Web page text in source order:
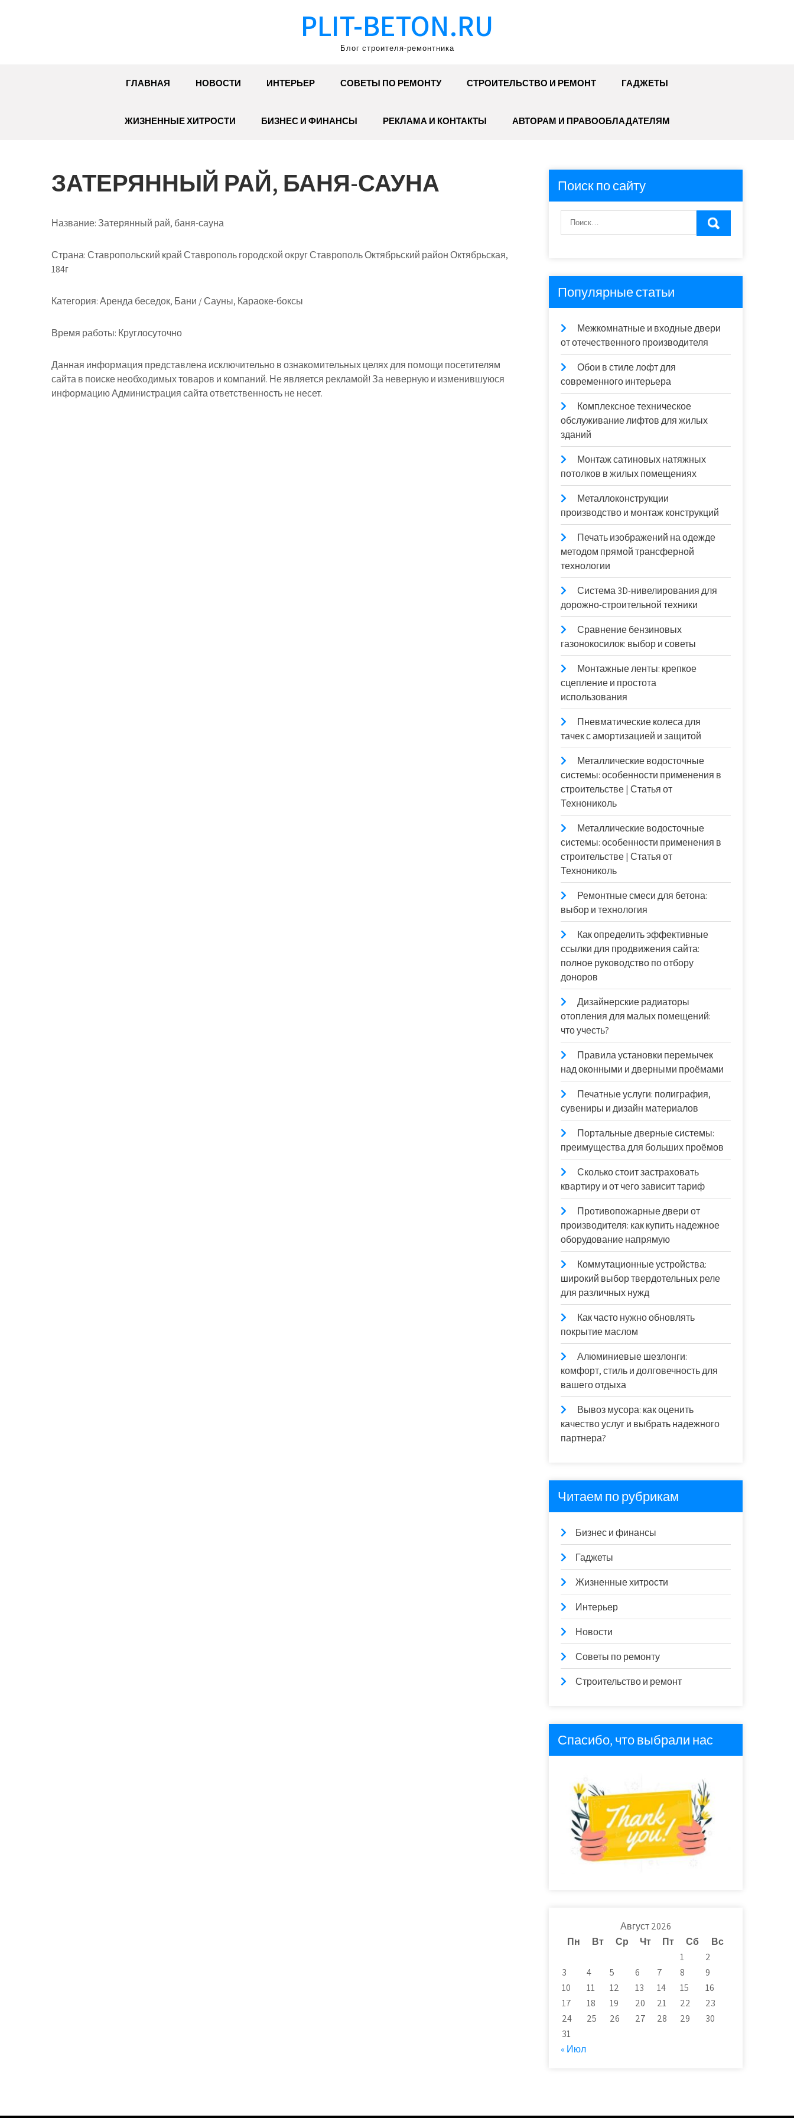
PLIT-BETON.RU
Блог строителя-ремонтника
ГЛАВНАЯ НОВОСТИ ИНТЕРЬЕР СОВЕТЫ ПО РЕМОНТУ СТРОИТЕЛЬСТВО И РЕМОНТ ГАДЖЕТЫ
ЖИЗНЕННЫЕ ХИТРОСТИ БИЗНЕС И ФИНАНСЫ РЕКЛАМА И КОНТАКТЫ АВТОРАМ И ПРАВООБЛАДАТЕЛЯМ
ЗАТЕРЯННЫЙ РАЙ, БАНЯ-САУНА
Название: Затерянный рай, баня-сауна
Страна:Ставропольский край Ставрополь городской округ Ставрополь Октябрьский район Октябрьская,
184г
Категория:Аренда беседок, Бани / Сауны, Караоке-боксы
Время работы: Круглосуточно
Данная информация представлена исключительно в ознакомительных целях для помощи посетителям
сайта в поиске необходимых товаров и компаний. Не является рекламой! За неверную и изменившуюся
информацию Администрация сайта ответственность не несет.
Поиск по сайту
Популярные статьи
Межкомнатные и входные двери
от отечественного производителя
Обои в стиле лофт для
современного интерьера
Комплексное техническое
обслуживание лифтов для жилых
зданий
Монтаж сатиновых натяжных
потолков в жилых помещениях
Металлоконструкции
производство и монтаж конструкций
Печать изображений на одежде
методом прямой трансферной
технологии
Система 3D-нивелирования для
дорожно-строительной техники
Сравнение бензиновых
газонокосилок: выбор и советы
Монтажные ленты: крепкое
сцепление и простота
использования
Пневматические колеса для
тачек с амортизацией и защитой
Металлические водосточные
системы: особенности применения в
строительстве | Статья от
Технониколь
Металлические водосточные
системы: особенности применения в
строительстве | Статья от
Технониколь
Ремонтные смеси для бетона:
выбор и технология
Как определить эффективные
ссылки для продвижения сайта:
полное руководство по отбору
доноров
Дизайнерские радиаторы
отопления для малых помещений:
что учесть?
Правила установки перемычек
над оконными и дверными проёмами
Печатные услуги: полиграфия,
сувениры и дизайн материалов
Портальные дверные системы:
преимущества для больших проёмов
Сколько стоит застраховать
квартиру и от чего зависит тариф
Противопожарные двери от
производителя: как купить надежное
оборудование напрямую
Коммутационные устройства:
широкий выбор твердотельных реле
для различных нужд
Как часто нужно обновлять
покрытие маслом
Алюминиевые шезлонги:
комфорт, стиль и долговечность для
вашего отдыха
Вывоз мусора: как оценить
качество услуг и выбрать надежного
партнера?
Читаем по рубрикам
Бизнес и финансы
Гаджеты
Жизненные хитрости
Интерьер
Новости
Советы по ремонту
Строительство и ремонт
Спасибо, что выбрали нас
Август 2026
Пн
Вт Ср Чт Пт Сб
Вс
1
2
3
4 5 6 7 8
9
10
11 12 13 14 15
16
17
18 19 20 21 22
23
24
25 26 27 28 29
30
31
« Июл